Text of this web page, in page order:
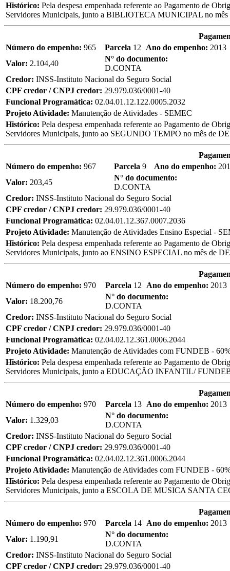
Histórico: Pela despesa empenhada referente ao Pagamento de
Servidores Municipais, junto a BIBLIOTECA MUNICIPAL no
Número do empenho: 965 Parcela 12 Ano do empenho: 2013
Valor: 2.104,40
N° do documento:
D.CONTA
Credor: INSS-Instituto Nacional do Seguro Social
CPF credor / CNPJ credor: 29.979.036/0001-40
Funcional Programática: 02.04.01.12.122.0005.2032
Projeto Atividade: Manutenção de Atividades - SEMEC
Histórico: Pela despesa empenhada referente ao Pagamento de
Servidores Municipais, junto ao SEGUNDO TEMPO no mês de
Número do empenho: 967 Parcela 9 Ano do empenho:
Valor: 203,45
N° do documento:
D.CONTA
Credor: INSS-Instituto Nacional do Seguro Social
CPF credor / CNPJ credor: 29.979.036/0001-40
Funcional Programática: 02.04.01.12.367.0007.2036
Projeto Atividade: Manutenção de Atividades Ensino Especial -
Histórico: Pela despesa empenhada referente ao Pagamento de
Servidores Municipais, junto ao ENSINO ESPECIAL no mês de
Número do empenho: 970 Parcela 12 Ano do empenho: 2013
Valor: 18.200,76
N° do documento:
D.CONTA
Credor: INSS-Instituto Nacional do Seguro Social
CPF credor / CNPJ credor: 29.979.036/0001-40
Funcional Programática: 02.04.02.12.361.0006.2044
Projeto Atividade: Manutenção de Atividades com FUNDEB -
Histórico: Pela despesa empenhada referente ao Pagamento de
Servidores Municipais, junto a EDUCAÇÃO INFANTIL/
Número do empenho: 970 Parcela 13 Ano do empenho: 2013
Valor: 1.329,03
N° do documento:
D.CONTA
Credor: INSS-Instituto Nacional do Seguro Social
CPF credor / CNPJ credor: 29.979.036/0001-40
Funcional Programática: 02.04.02.12.361.0006.2044
Projeto Atividade: Manutenção de Atividades com FUNDEB -
Histórico: Pela despesa empenhada referente ao Pagamento de
Servidores Municipais, junto a ESCOLA DE MUSICA SANTA
Número do empenho: 970 Parcela 14 Ano do empenho: 2013
Valor: 1.190,91
N° do documento:
D.CONTA
Credor: INSS-Instituto Nacional do Seguro Social
CPF credor / CNPJ credor: 29.979.036/0001-40